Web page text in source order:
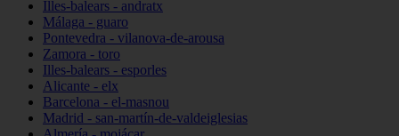
Illes-balears - andratx
Málaga - guaro
Pontevedra - vilanova-de-arousa
Zamora - toro
Illes-balears - esporles
Alicante - elx
Barcelona - el-masnou
Madrid - san-martín-de-valdeiglesias